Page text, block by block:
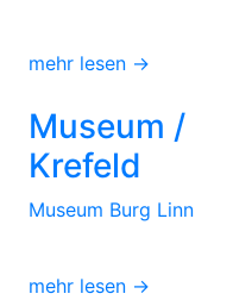
mehr lesen →
Museum /
Krefeld
Museum Burg Linn
mehr lesen →